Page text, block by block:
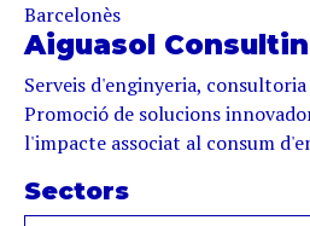
Barcelonès
Aiguasol
Serveis d'enginyeria,
Promoció de solucions
l'impacte associat al consum
Sectors